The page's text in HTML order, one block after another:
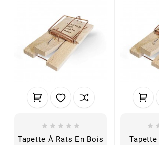
    
Tapette À Rats En Bois
